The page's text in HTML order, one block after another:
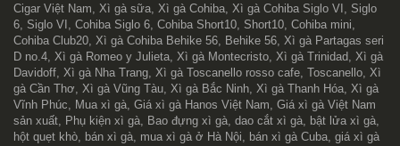
Cigar Việt Nam, Xì gà sữa, Xì gà Cohiba, Xì gà Cohiba Siglo VI, Siglo
6, Siglo VI, Cohiba Siglo 6, Cohiba Short10, Short10, Cohiba mini,
Cohiba Club20, Xì gà Cohiba Behike 56, Behike 56, Xì gà Partagas seri
D no.4, Xì gà Romeo y Julieta, Xì gà Montecristo, Xì gà Trinidad, Xì gà
Davidoff, Xì gà Nha Trang, Xì gà Toscanello rosso cafe, Toscanello, Xì
gà Cần Thơ, Xì gà Vũng Tàu, Xì gà Bắc Ninh, Xì gà Thanh Hóa, Xì gà
Vĩnh Phúc, Mua xì gà, Giá xì gà Hanos Việt Nam, Giá xì gà Việt Nam
sản xuất, Phụ kiện xì gà, Bao đựng xì gà, dao cắt xì gà, bật lửa xì gà,
hột quẹt khò, bán xì gà, mua xì gà ở Hà Nội, bán xì gà Cuba, giá xì gà